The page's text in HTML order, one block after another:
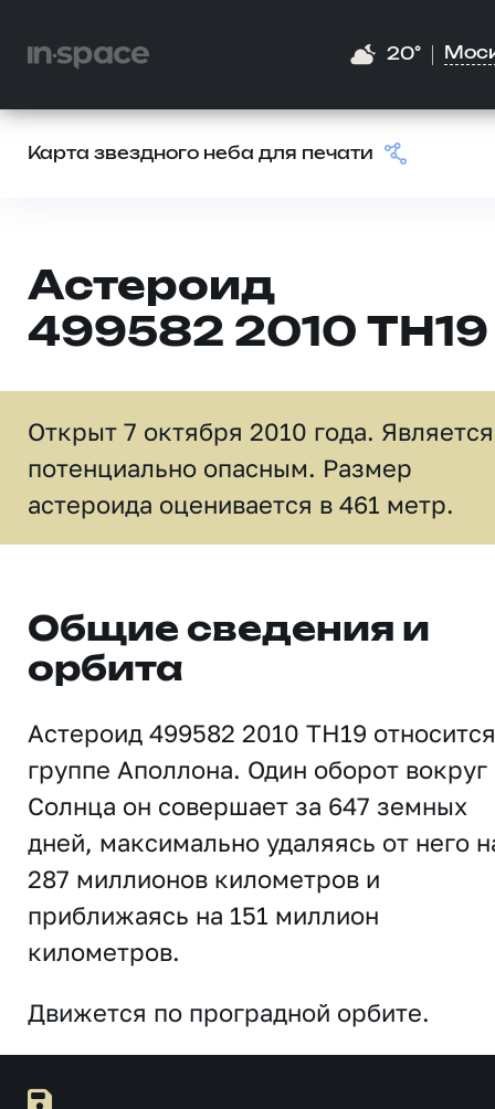
20°
Карта звездного неба для печати
Астероид
499582 2010 TH19
Открыт 7 октября 2010 года. Является
потенциально опасным. Размер
астероида оценивается в 461 метр.
Общие сведения и
орбита
Астероид 499582 2010 TH19
группе Аполлона. Один оборот вокруг
Солнца он совершает за 647 земных
дней, максимально удаляясь от него
287 миллионов километров и
приближаясь на 151 миллион
километров.
Движется по проградной орбите.